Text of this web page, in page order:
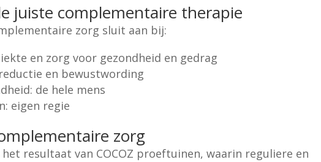
juiste complementaire therapie
zorg sluit aan bij:
en zorg voor gezondheid en gedrag
en bewustwording
de hele mens
eigen regie
zorg
het resultaat van COCOZ proeftuinen, waarin reguliere en